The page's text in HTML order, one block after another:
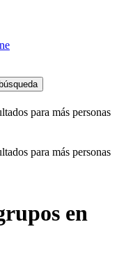
para más personas
para más personas
en